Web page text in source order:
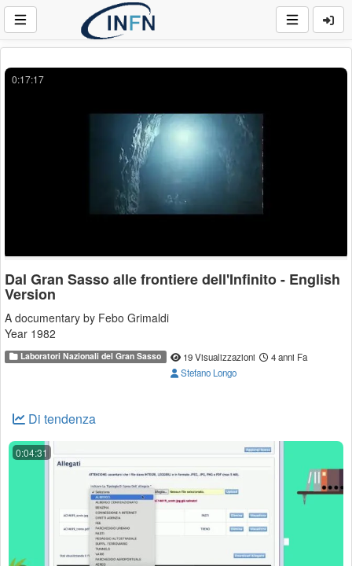
0:17:17
Dal Gran Sasso alle frontiere dell'Infinito - English
Version
A documentary by Febo Grimaldi
Year 1982
Laboratori Nazionali del Gran Sasso 19 Visualizzazioni
4 anni Fa
Stefano Longo
Di tendenza
0:04:31